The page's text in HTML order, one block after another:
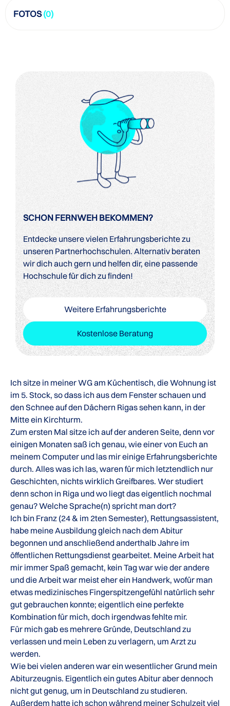
FOTOS(0)
SCHON FERNWEH BEKOMMEN?
Entdecke unsere vielen Erfahrungsberichte zu
unseren Partnerhochschulen. Alternativ beraten
wir dich auch gern und helfen dir, eine passende
Hochschule für dich zu finden!
Weitere Erfahrungsberichte
Kostenlose Beratung
Ich sitze in meiner WG am Küchentisch, die Wohnung ist
im 5. Stock, so dass ich aus dem Fenster schauen und
den Schnee auf den Dächern Rigas sehen kann, in der
Mitte ein Kirchturm.
Zum ersten Mal sitze ich auf der anderen Seite, denn vor
einigen Monaten saß ich genau, wie einer von Euch an
meinem Computer und las mir einige Erfahrungsberichte
durch. Alles was ich las, waren für mich letztendlich nur
Geschichten, nichts wirklich Greifbares. Wer studiert
denn schon in Riga und wo liegt das eigentlich nochmal
genau? Welche Sprache(n) spricht man dort?
Ich bin Franz (24 & im 2ten Semester), Rettungsassistent,
habe meine Ausbildung gleich nach dem Abitur
begonnen und anschließend anderthalb Jahre im
öffentlichen Rettungsdienst gearbeitet. Meine Arbeit hat
mir immer Spaß gemacht, kein Tag war wie der andere
und die Arbeit war meist eher ein Handwerk, wofür man
etwas medizinisches Fingerspitzengefühl natürlich sehr
gut gebrauchen konnte; eigentlich eine perfekte
Kombination für mich, doch irgendwas fehlte mir.
Für mich gab es mehrere Gründe, Deutschland zu
verlassen und mein Leben zu verlagern, um Arzt zu
werden.
Wie bei vielen anderen war ein wesentlicher Grund mein
Abiturzeugnis. Eigentlich ein gutes Abitur aber dennoch
nicht gut genug, um in Deutschland zu studieren.
Außerdem hatte ich schon während meiner Schulzeit viel